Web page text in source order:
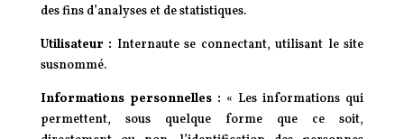
des fins d’analyses et de statistiques.
Utilisateur : Internaute se connectant, utilisant le site
susnommé.
Informations personnelles : « Les informations qui
permettent, sous quelque forme que ce soit,